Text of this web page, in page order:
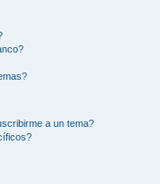
a un tema?